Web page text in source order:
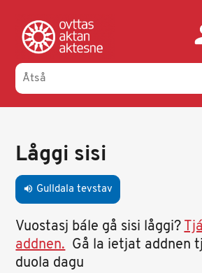
oajvve-
sisadnuj
tabs
Låggi sisi
volume_up Gulldala tevstav
Vuostasj bále gå sisi låggi?
addnen.Gå la ietjat addnen
duola dagu